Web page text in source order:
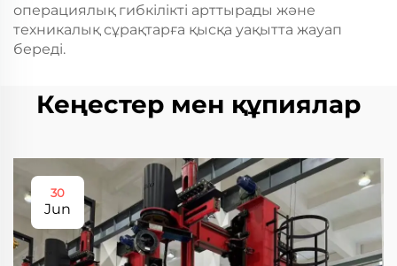
операциялық гибкілікті арттырады және
техникалық сұрақтарға қысқа уақытта жауап
береді.
Кеңестер мен құпиялар
30
Jun